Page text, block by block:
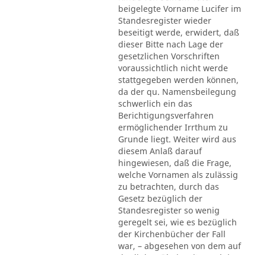
beigelegte Vorname Lucifer im
Standesregister wieder
beseitigt werde, erwidert, daß
dieser Bitte nach Lage der
gesetzlichen Vorschriften
voraussichtlich nicht werde
stattgegeben werden können,
da der qu. Namensbeilegung
schwerlich ein das
Berichtigungsverfahren
ermöglichender Irrthum zu
Grunde liegt. Weiter wird aus
diesem Anlaß darauf
hingewiesen, daß die Frage,
welche Vornamen als zulässig
zu betrachten, durch das
Gesetz bezüglich der
Standesregister so wenig
geregelt sei, wie es bezüglich
der Kirchenbücher der Fall
war, – abgesehen von dem auf